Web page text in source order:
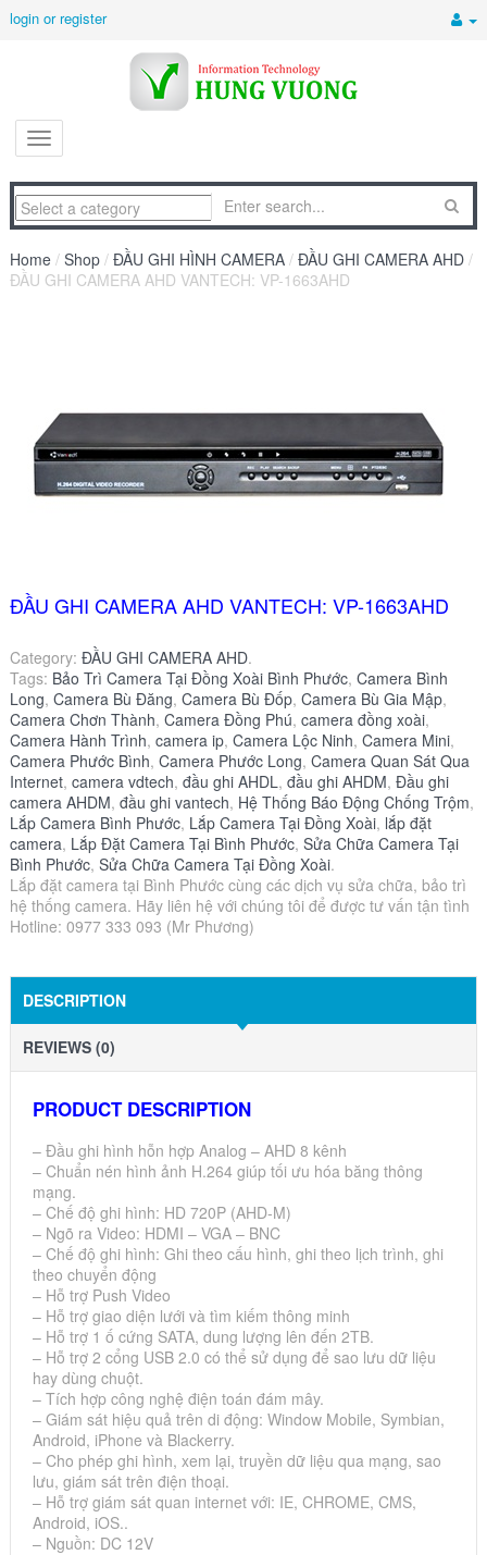
login or register
Home / Shop / ĐẦU GHI HÌNH CAMERA / ĐẦU GHI CAMERA AHD /
ĐẦU GHI CAMERA AHD VANTECH: VP-1663AHD
ĐẦU GHI CAMERA AHD VANTECH: VP-1663AHD
Category: ĐẦU GHI CAMERA AHD.
Tags: Bảo Trì Camera Tại Đồng Xoài Bình Phước, Camera Bình
Long, Camera Bù Đăng, Camera Bù Đốp, Camera Bù Gia Mập,
Camera Chơn Thành, Camera Đồng Phú, camera đồng xoài,
Camera Hành Trình, camera ip, Camera Lộc Ninh, Camera Mini,
Camera Phước Bình, Camera Phước Long, Camera Quan Sát Qua
Internet, camera vdtech, đầu ghi AHDL, đầu ghi AHDM, Đầu ghi
camera AHDM, đầu ghi vantech, Hệ Thống Báo Động Chống Trộm,
Lắp Camera Bình Phước, Lắp Camera Tại Đồng Xoài, lắp đặt
camera, Lắp Đặt Camera Tại Bình Phước, Sửa Chữa Camera Tại
Bình Phước, Sửa Chữa Camera Tại Đồng Xoài.
Lắp đặt camera tại Bình Phước cùng các dịch vụ sửa chữa, bảo trì
hệ thống camera. Hãy liên hệ với chúng tôi để được tư vấn tận tình
Hotline: 0977 333 093 (Mr Phương)
DESCRIPTION
REVIEWS (0)
PRODUCT DESCRIPTION
– Đầu ghi hình hỗn hợp Analog – AHD 8 kênh
– Chuẩn nén hình ảnh H.264 giúp tối ưu hóa băng thông
mạng.
– Chế độ ghi hình: HD 720P (AHD-M)
– Ngõ ra Video: HDMI – VGA – BNC
– Chế độ ghi hình: Ghi theo cấu hình, ghi theo lịch trình, ghi
theo chuyển động
– Hỗ trợ Push Video
– Hỗ trợ giao diện lưới và tìm kiếm thông minh
– Hỗ trợ 1 ố cứng SATA, dung lượng lên đến 2TB.
– Hỗ trợ 2 cổng USB 2.0 có thể sử dụng để sao lưu dữ liệu
hay dùng chuột.
– Tích hợp công nghệ điện toán đám mây.
– Giám sát hiệu quả trên di động: Window Mobile, Symbian,
Android, iPhone và Blackerry.
– Cho phép ghi hình, xem lại, truyền dữ liệu qua mạng, sao
lưu, giám sát trên điện thoại.
– Hỗ trợ giám sát quan internet với: IE, CHROME, CMS,
Android, iOS..
– Nguồn: DC 12V